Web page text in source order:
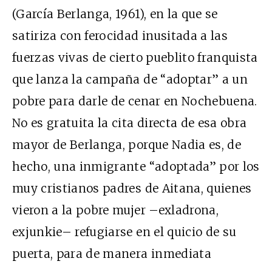
(García Berlanga, 1961), en la que se
satiriza con ferocidad inusitada a las
fuerzas vivas de cierto pueblito franquista
que lanza la campaña de “adoptar” a un
pobre para darle de cenar en Nochebuena.
No es gratuita la cita directa de esa obra
mayor de Berlanga, porque Nadia es, de
hecho, una inmigrante “adoptada” por los
muy cristianos padres de Aitana, quienes
vieron a la pobre mujer –exladrona,
exjunkie– refugiarse en el quicio de su
puerta, para de manera inmediata